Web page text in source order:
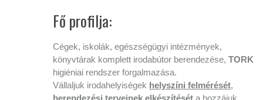
Fő profilja:
Cégek, iskolák, egészségügyi intézmények,
könyvtárak komplett irodabútor berendezése, TORK
higiéniai rendszer forgalmazása.
Vállaljuk irodahelyiségek helyszíni felmérését,
berendezési terveinek elkészítését a hozzájuk